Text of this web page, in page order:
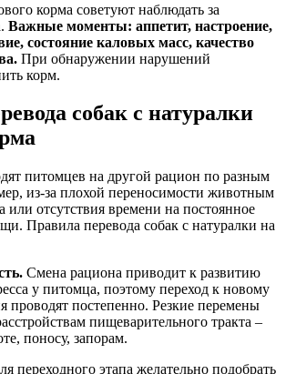
корма советуют наблюдать за
Важные моменты: аппетит, настроение,
состояние каловых масс, качество
При обнаружении нарушений
корм.
собак с натуралки
питомцев на другой рацион по разным
из-за плохой переносимости животным
или отсутствия времени на постоянное
Правила перевода собак с натуралки на
Смена рациона приводит к развитию
у питомца, поэтому переход к новому
проводят постепенно. Резкие перемены
пищеварительного тракта –
поносу, запорам.
переходного этапа желательно подобрать